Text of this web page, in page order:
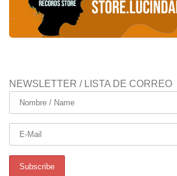
NEWSLETTER / LISTA DE CORREO